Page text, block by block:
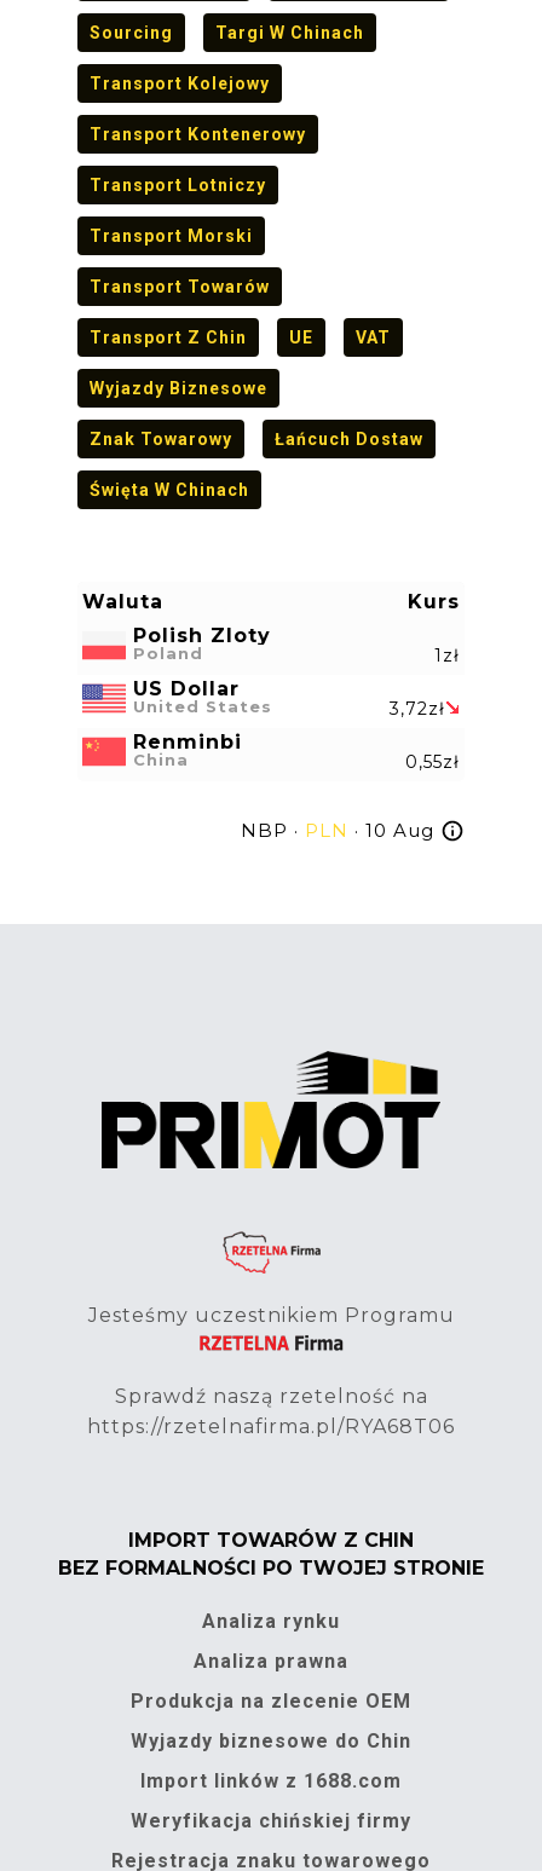
Sourcing Targi W Chinach
Transport Kolejowy
Transport Kontenerowy
Transport Lotniczy
Transport Morski
Transport Towarów
Transport Z Chin UE VAT
Wyjazdy Biznesowe
Znak Towarowy Łańcuch Dostaw
Święta W Chinach
Waluta
Kurs
Polish Zloty
Poland 1zł
US Dollar
United States 3,72zł
Renminbi
China 0,55zł
NBP · PLN · 10 Aug
Jesteśmy uczestnikiem Programu
Sprawdź naszą rzetelność na
https://rzetelnafirma.pl/RYA68T06
IMPORT TOWARÓW Z CHIN
BEZ FORMALNOŚCI PO TWOJEJ STRONIE
Analiza rynku
Analiza prawna
Produkcja na zlecenie OEM
Wyjazdy biznesowe do Chin
Import linków z 1688.com
Weryfikacja chińskiej firmy
Rejestracja znaku towarowego